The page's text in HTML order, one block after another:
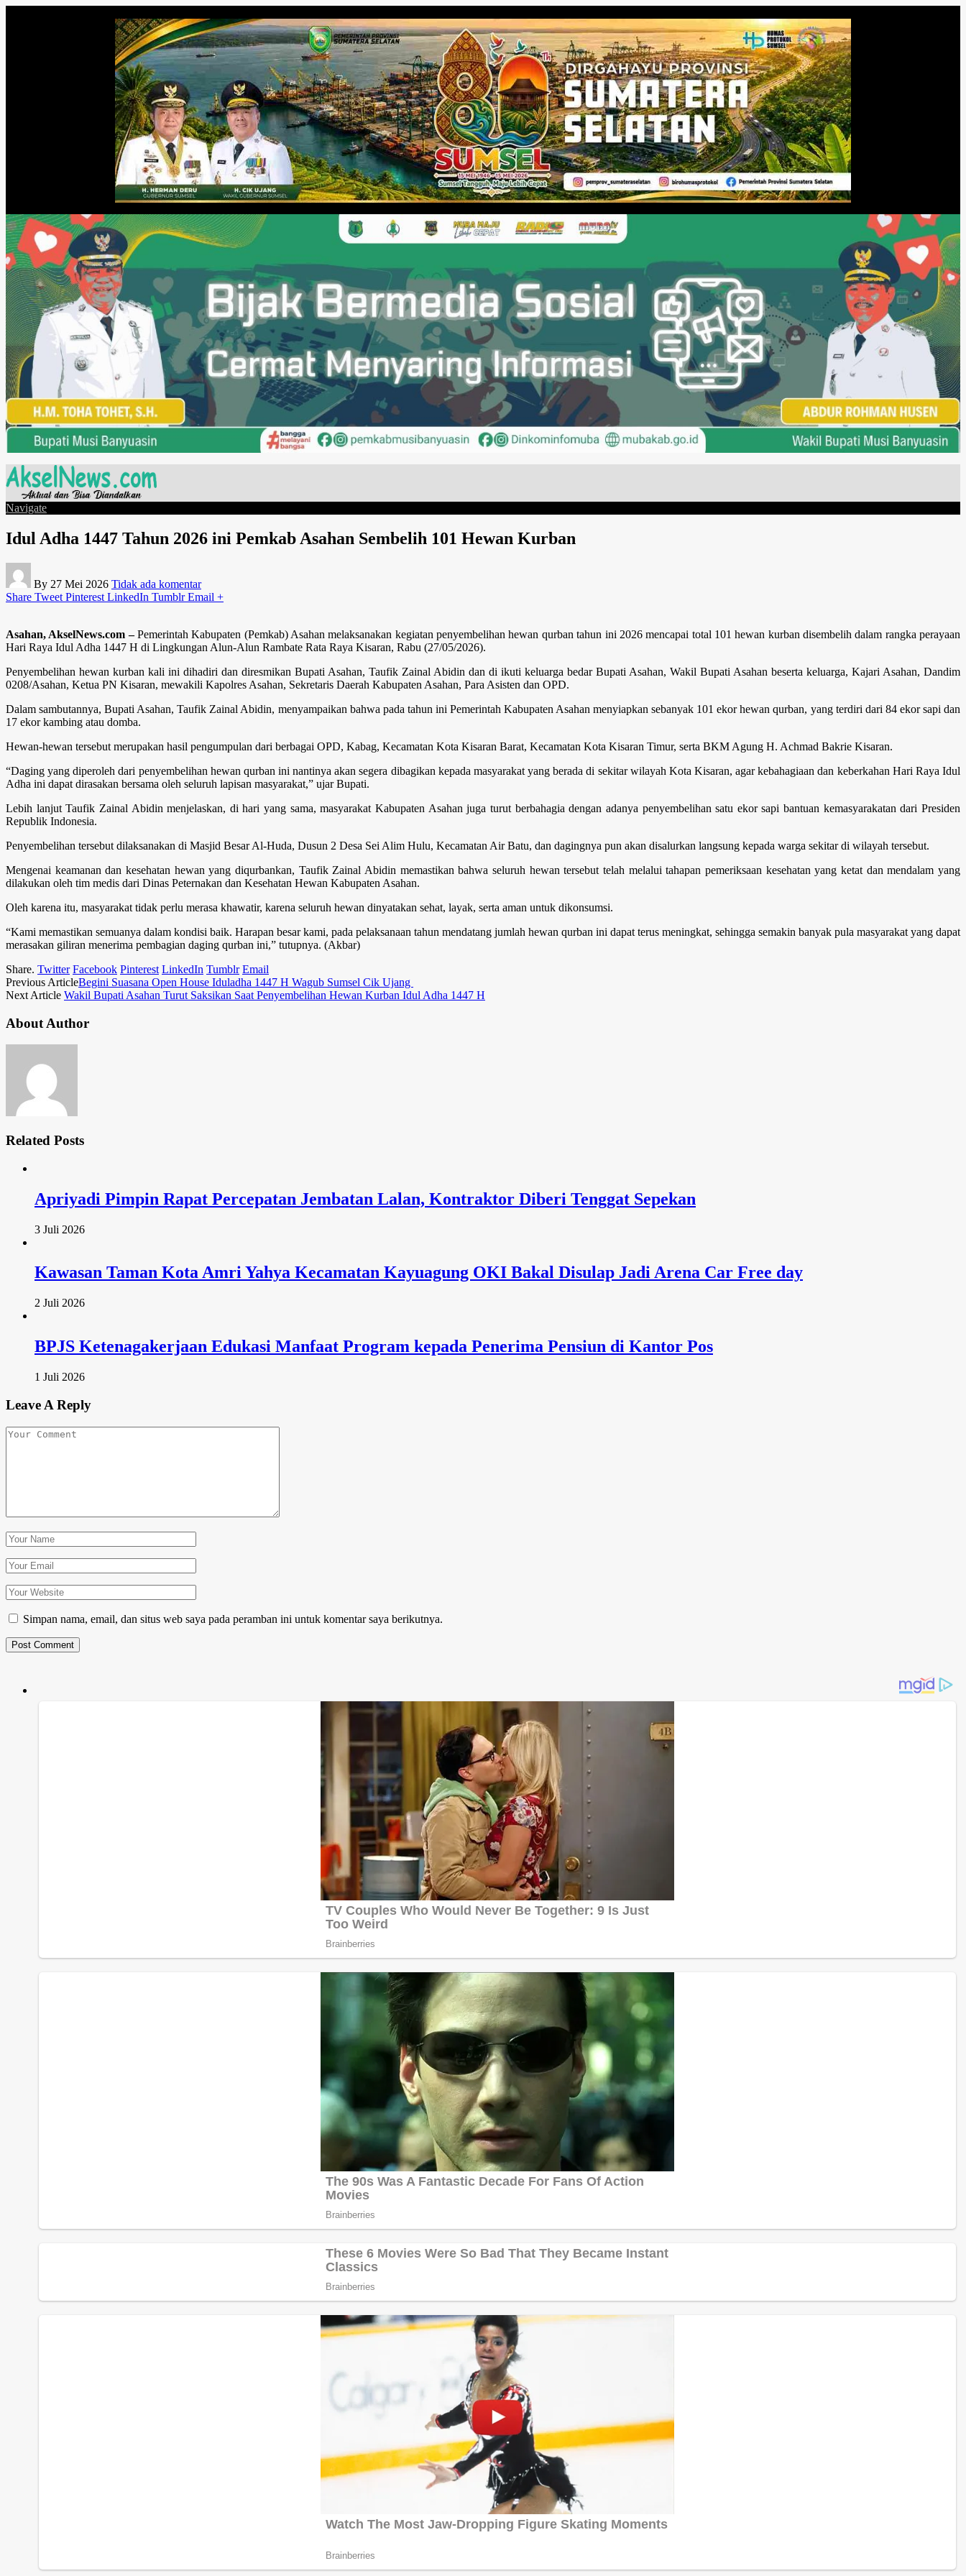
Navigate
Idul Adha 1447 Tahun 2026 ini Pemkab Asahan Sembelih 101 Hewan Kurban
By 27 Mei 2026 Tidak ada komentar
Share Tweet Pinterest LinkedIn Tumblr Email +
Asahan, AkselNews.com –Pemerintah Kabupaten (Pemkab) Asahan melaksanakan kegiatan penyembelihan hewan qurban tahun ini 2026 mencapai total 101 hewan kurban disembelih dalam rangka perayaan
Hari Raya Idul Adha 1447 H di Lingkungan Alun-Alun Rambate Rata Raya Kisaran, Rabu (27/05/2026).
Penyembelihan hewan kurban kali ini dihadiri dan diresmikan Bupati Asahan, Taufik Zainal Abidin dan di ikuti keluarga bedar Bupati Asahan, Wakil Bupati Asahan beserta keluarga, Kajari Asahan, Dandim
0208/Asahan, Ketua PN Kisaran, mewakili Kapolres Asahan, Sekretaris Daerah Kabupaten Asahan, Para Asisten dan OPD.
Dalam sambutannya, Bupati Asahan, Taufik Zainal Abidin, menyampaikan bahwa pada tahun ini Pemerintah Kabupaten Asahan menyiapkan sebanyak 101 ekor hewan qurban, yang terdiri dari 84 ekor sapi dan
17 ekor kambing atau domba.
Hewan-hewan tersebut merupakan hasil pengumpulan dari berbagai OPD, Kabag, Kecamatan Kota Kisaran Barat, Kecamatan Kota Kisaran Timur, serta BKM Agung H. Achmad Bakrie Kisaran.
“Daging yang diperoleh dari penyembelihan hewan qurban ini nantinya akan segera dibagikan kepada masyarakat yang berada di sekitar wilayah Kota Kisaran, agar kebahagiaan dan keberkahan Hari Raya Idul
Adha ini dapat dirasakan bersama oleh seluruh lapisan masyarakat,” ujar Bupati.
Lebih lanjut Taufik Zainal Abidin menjelaskan, di hari yang sama, masyarakat Kabupaten Asahan juga turut berbahagia dengan adanya penyembelihan satu ekor sapi bantuan kemasyarakatan dari Presiden
Republik Indonesia.
Penyembelihan tersebut dilaksanakan di Masjid Besar Al-Huda, Dusun 2 Desa Sei Alim Hulu, Kecamatan Air Batu, dan dagingnya pun akan disalurkan langsung kepada warga sekitar di wilayah tersebut.
Mengenai keamanan dan kesehatan hewan yang diqurbankan, Taufik Zainal Abidin memastikan bahwa seluruh hewan tersebut telah melalui tahapan pemeriksaan kesehatan yang ketat dan mendalam yang
dilakukan oleh tim medis dari Dinas Peternakan dan Kesehatan Hewan Kabupaten Asahan.
Oleh karena itu, masyarakat tidak perlu merasa khawatir, karena seluruh hewan dinyatakan sehat, layak, serta aman untuk dikonsumsi.
“Kami memastikan semuanya dalam kondisi baik. Harapan besar kami, pada pelaksanaan tahun mendatang jumlah hewan qurban ini dapat terus meningkat, sehingga semakin banyak pula masyarakat yang dapat
merasakan giliran menerima pembagian daging qurban ini,” tutupnya. (Akbar)
Share. Twitter Facebook Pinterest LinkedIn Tumblr Email
Previous ArticleBegini Suasana Open House Iduladha 1447 H Wagub Sumsel Cik Ujang
Next Article Wakil Bupati Asahan Turut Saksikan Saat Penyembelihan Hewan Kurban Idul Adha 1447 H
About Author
Related Posts
Apriyadi Pimpin Rapat Percepatan Jembatan Lalan, Kontraktor Diberi Tenggat Sepekan
3 Juli 2026
Kawasan Taman Kota Amri Yahya Kecamatan Kayuagung OKI Bakal Disulap Jadi Arena Car Free day
2 Juli 2026
BPJS Ketenagakerjaan Edukasi Manfaat Program kepada Penerima Pensiun di Kantor Pos
1 Juli 2026
Leave A Reply
Simpan nama, email, dan situs web saya pada peramban ini untuk komentar saya berikutnya.